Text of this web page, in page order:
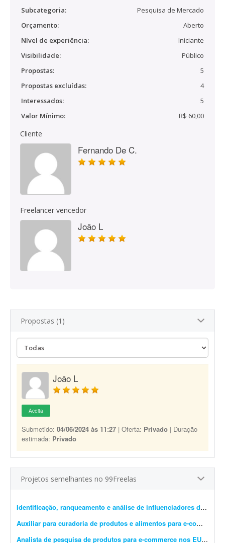
Subcategoria:
Pesquisa de Mercado
Orçamento:
Aberto
Nível de experiência:
Iniciante
Visibilidade:
Público
Propostas:
5
Propostas excluídas:
4
Interessados:
5
Valor Mínimo:
R$ 60,00
Cliente
Fernando De C.
Freelancer vencedor
João L
Propostas (1)
João L
Aceita
Submetido: 04/06/2024 às 11:27 | Oferta: Privado | Duração
estimada: Privado
Projetos semelhantes no 99Freelas
Identificação, ranqueamento e análise de influenciadores de cosplay
Auxiliar para curadoria de produtos e alimentos para e-commerce
Analista de pesquisa de produtos para e-commerce nos EUA-